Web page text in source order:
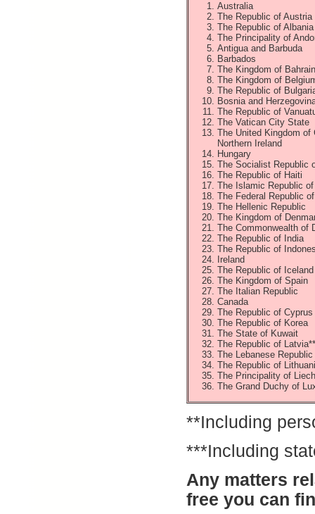
Australia
The Republic of Austria
The Republic of Albania
The Principality of
Antigua and Barbuda
Barbados
The Kingdom of Bahrain
The Kingdom of
The Republic of
Bosnia and
The Republic of
The Vatican City State
The United Kingdom of
Northern Ireland
Hungary
The Socialist Republic
The Republic of Haiti
The Islamic Republic
The Federal Republic
The Hellenic Republic
The Kingdom of
The Commonwealth of
The Republic of India
The Republic of
Ireland
The Republic of Iceland
The Kingdom of Spain
The Italian Republic
Canada
The Republic of Cyprus
The Republic of Korea
The State of Kuwait
The Republic of Latvia**
The Lebanese Republic
The Republic of
The Principality of
The Grand Duchy of
**Including
***Including
Any matters
free you can